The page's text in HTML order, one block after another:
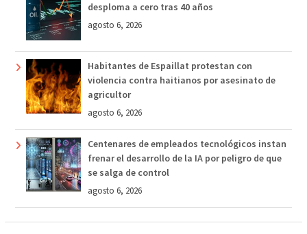
desploma a cero tras 40 años
agosto 6, 2026
Habitantes de Espaillat protestan con
violencia contra haitianos por asesinato de
agricultor
agosto 6, 2026
Centenares de empleados tecnológicos instan
frenar el desarrollo de la IA por peligro de que
se salga de control
agosto 6, 2026